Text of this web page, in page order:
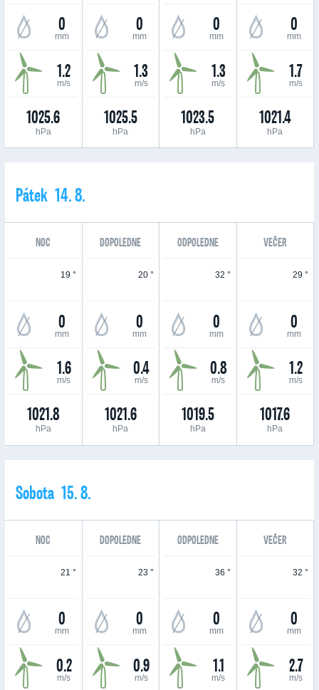
0
mm
1.2
m/s
1025.6
hPa
0
mm
1.3
m/s
1025.5
hPa
0
mm
1.3
m/s
1023.5
hPa
0
mm
1.7
m/s
1021.4
hPa
Pátek 14. 8.
NOC DOPOLEDNE ODPOLEDNE VEČER
19 °
0
mm
1.6
m/s
1021.8
hPa
20 °
0
mm
0.4
m/s
1021.6
hPa
32 °
0
mm
0.8
m/s
1019.5
hPa
29 °
0
mm
1.2
m/s
1017.6
hPa
Sobota 15. 8.
NOC DOPOLEDNE ODPOLEDNE VEČER
21 °
0
mm
0.2
m/s
23 °
0
mm
0.9
m/s
36 °
0
mm
1.1
m/s
32 °
0
mm
2.7
m/s